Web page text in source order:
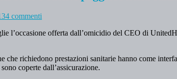
commenti
l’occasione offerta dall’omicidio del CEO di
che richiedono prestazioni sanitarie hanno come
coperte dall’assicurazione.